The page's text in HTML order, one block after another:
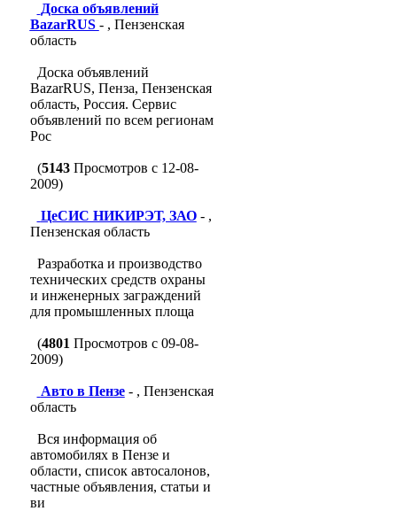
Доска объявлений
BazarRUS - , Пензенская
область
Доска объявлений
BazarRUS, Пенза, Пензенская
область, Россия. Сервис
объявлений по всем регионам
Рос
(5143Просмотров с 12-08-
2009)
ЦеСИС НИКИРЭТ, ЗАО- ,
Пензенская область
Разработка и производство
технических средств охраны
и инженерных заграждений
для промышленных площа
(4801 Просмотров с 09-08-
2009)
Авто в Пензе- , Пензенская
область
Вся информация об
автомобилях в Пензе и
области, список автосалонов,
частные объявления, статьи и
ви